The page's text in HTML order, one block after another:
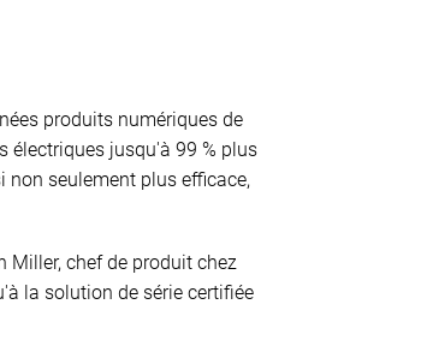
produits numériques de
électriques jusqu'à 99 % plus
non seulement plus efficace,
Miller, chef de produit chez
la solution de série certifiée